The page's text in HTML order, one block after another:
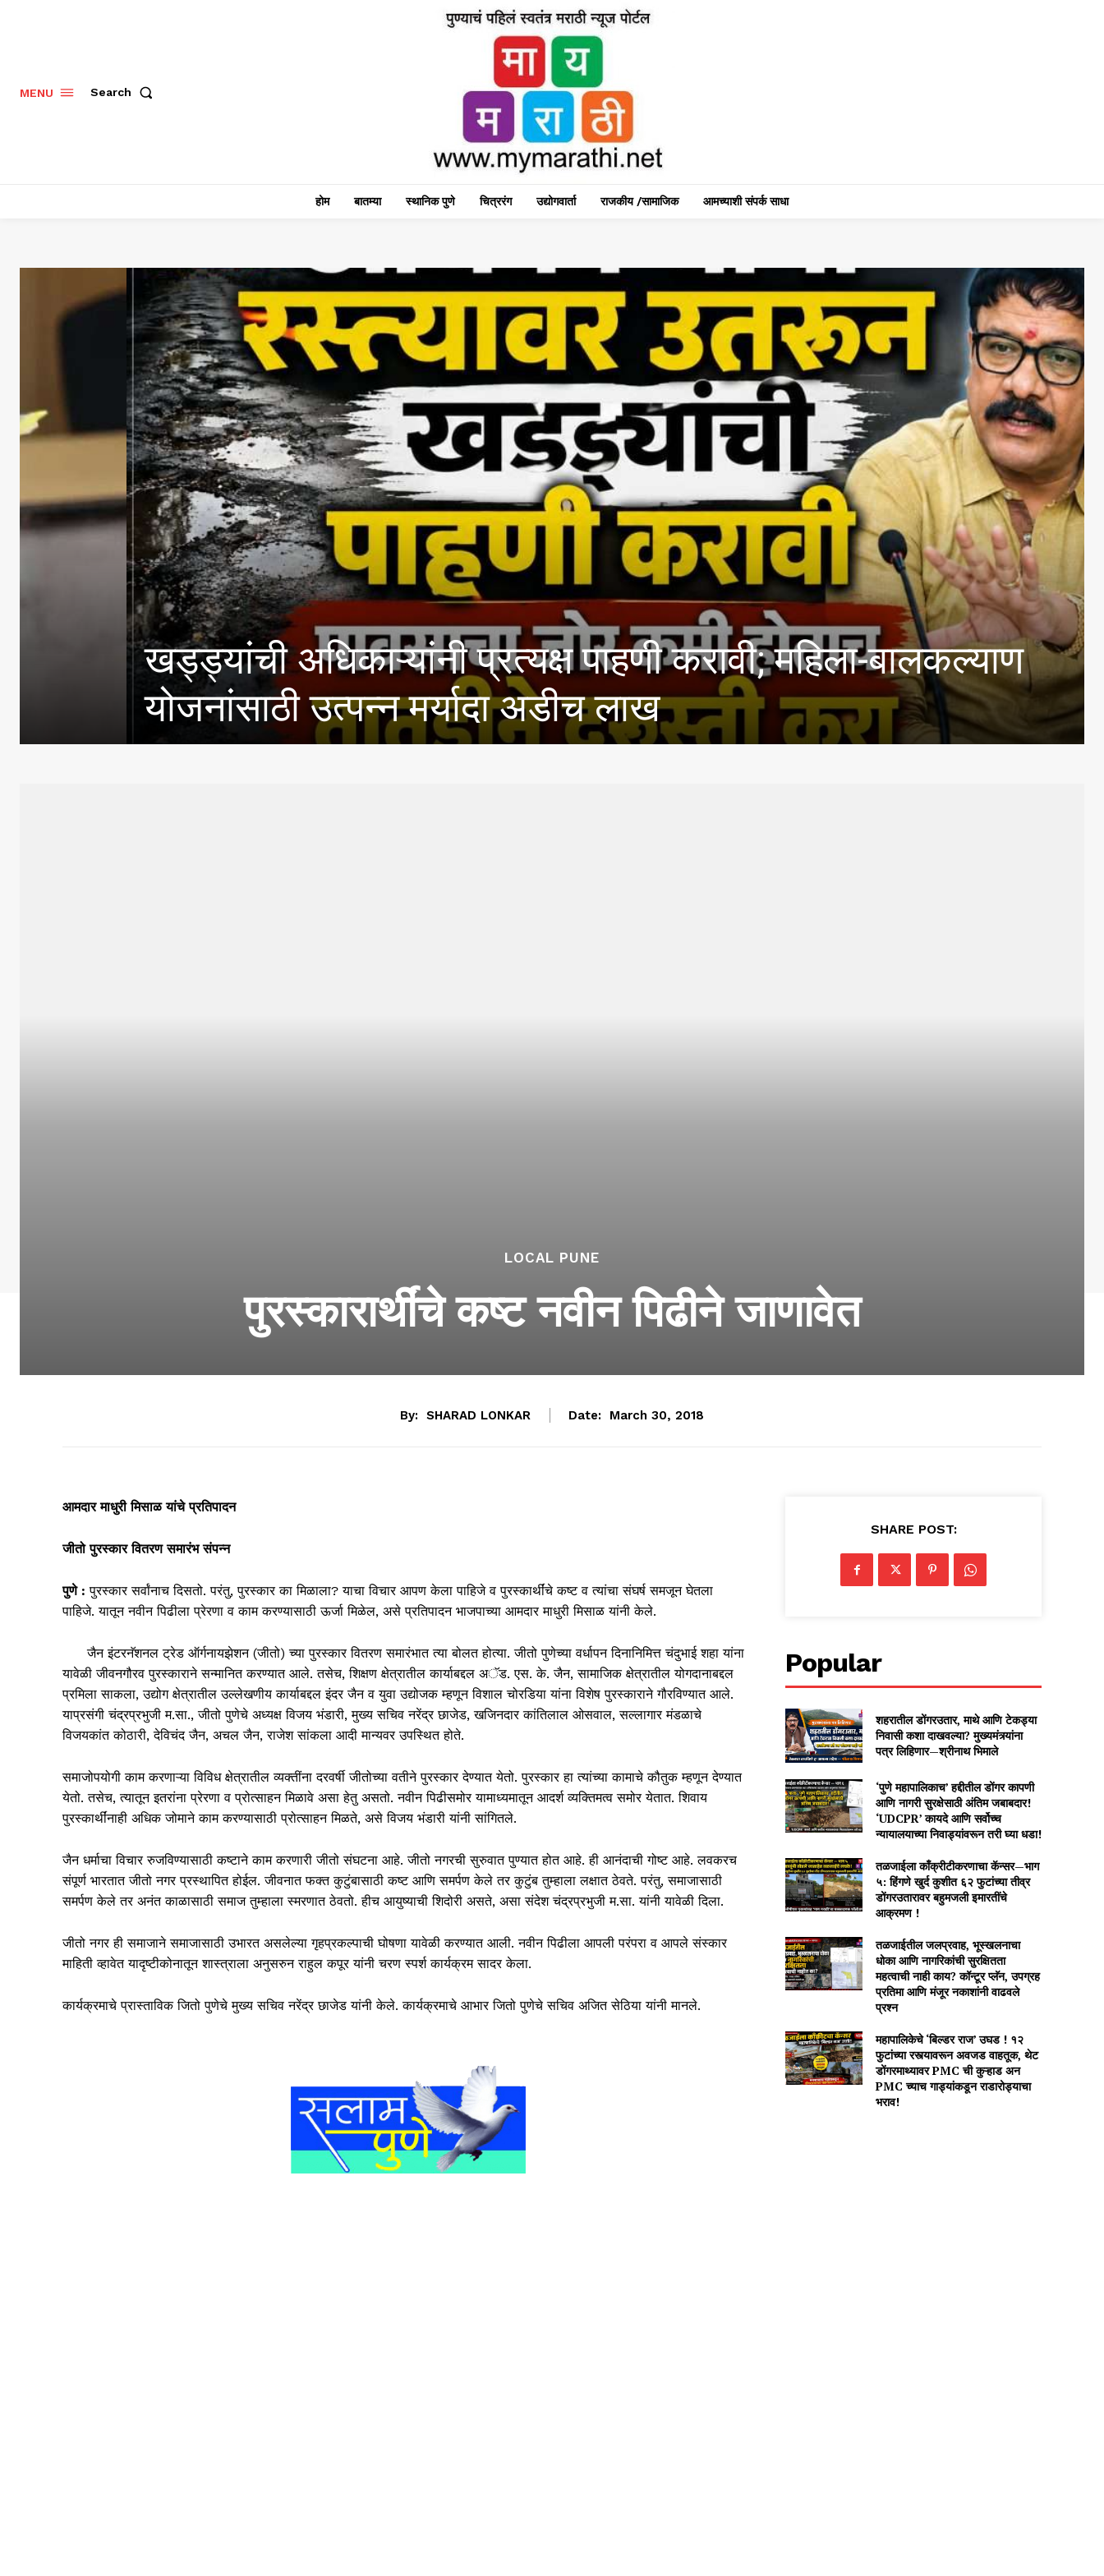
MENU Search
होम बातम्या स्थानिक पुणे चित्ररंग उद्योगवार्ता राजकीय /सामाजिक आमच्याशी संपर्क साधा
खड्ड्यांची अधिकाऱ्यांनी प्रत्यक्ष पाहणी करावी; महिला-बालकल्याण
योजनांसाठी उत्पन्न मर्यादा अडीच लाख
LOCAL PUNE
पुरस्कारार्थींचे कष्ट नवीन पिढीने जाणावेत
By: SHARAD LONKAR Date: March 30, 2018
आमदार माधुरी मिसाळ यांचे प्रतिपादन
जीतो पुरस्कार वितरण समारंभसंपन्न
पुणे: पुरस्कार सर्वांनाच दिसतो. परंतु, पुरस्कार का मिळाला? याचा विचार आपण केला पाहिजे व पुरस्कार्थींचे कष्ट व त्यांचा संघर्ष समजून घेतला
पाहिजे. यातून नवीन पिढीला प्रेरणा व काम करण्यासाठी ऊर्जा मिळेल, असे प्रतिपादन भाजपाच्या आमदार माधुरी मिसाळ यांनी केले.
जैन इंटरनॅशनल ट्रेड ऑर्गनायझेशन (जीतो) च्या पुरस्कार वितरण समारंभात त्या बोलत होत्या. जीतो पुणेच्या वर्धापन दिनानिमित्त चंदुभाई शहा यांना
यावेळी जीवनगौरव पुरस्काराने सन्मानित करण्यात आले. तसेच, शिक्षण क्षेत्रातील कार्याबद्दल अॅड. एस. के. जैन, सामाजिक क्षेत्रातील योगदानाबद्दल
प्रमिला साकला, उद्योग क्षेत्रातील उल्लेखणीय कार्याबद्दल इंदर जैन व युवा उद्योजक म्हणून विशाल चोरडिया यांना विशेष पुरस्काराने गौरविण्यात आले.
याप्रसंगी चंद्रप्रभुजी म.सा., जीतो पुणेचे अध्यक्ष विजय भंडारी, मुख्य सचिव नरेंद्र छाजेड, खजिनदार कांतिलाल ओसवाल, सल्लागार मंडळाचे
विजयकांत कोठारी, देविचंद जैन, अचल जैन, राजेश सांकला आदी मान्यवर उपस्थित होते.
समाजोपयोगी काम करणाऱ्या विविध क्षेत्रातील व्यक्तींना दरवर्षी जीतोच्या वतीने पुरस्कार देण्यात येतो. पुरस्कार हा त्यांच्या कामाचे कौतुक म्हणून देण्यात
येतो. तसेच, त्यातून इतरांना प्रेरणा व प्रोत्साहन मिळावे असा हेतु असतो. नवीन पिढीसमोर यामाध्यमातून आदर्श व्यक्तिमत्व समोर येतात. शिवाय
पुरस्कार्थींनाही अधिक जोमाने काम करण्यासाठी प्रोत्साहन मिळते, असे विजय भंडारी यांनी सांगितले.
जैन धर्माचा विचार रुजविण्यासाठी कष्टाने काम करणारी जीतो संघटना आहे. जीतो नगरची सुरुवात पुण्यात होत आहे. ही आनंदाची गोष्ट आहे. लवकरच
संपूर्ण भारतात जीतो नगर प्रस्थापित होईल. जीवनात फक्त कुटुंबासाठी कष्ट आणि समर्पण केले तर कुटुंब तुम्हाला लक्षात ठेवते. परंतु, समाजासाठी
समर्पण केले तर अनंत काळासाठी समाज तुम्हाला स्मरणात ठेवतो. हीच आयुष्याची शिदोरी असते, असा संदेश चंद्रप्रभुजी म.सा. यांनी यावेळी दिला.
जीतो नगर ही समाजाने समाजासाठी उभारत असलेल्या गृहप्रकल्पाची घोषणा यावेळी करण्यात आली. नवीन पिढीला आपली परंपरा व आपले संस्कार
माहिती व्हावेत यादृष्टीकोनातून शास्त्राला अनुसरुन राहुल कपूर यांनी चरण स्पर्श कार्यक्रम सादर केला.
कार्यक्रमाचे प्रास्ताविक जितो पुणेचे मुख्य सचिव नरेंद्र छाजेड यांनी केले. कार्यक्रमाचे आभार जितो पुणेचे सचिव अजित सेठिया यांनी मानले.
SHARE POST:
Popular
शहरातील डोंगरउतार, माथे आणि टेकड्या
निवासी कशा दाखवल्या? मुख्यमंत्र्यांना
पत्र लिहिणार—श्रीनाथ भिमाले
‘पुणे महापालिकाच’ हद्दीतील डोंगर कापणी
आणि नागरी सुरक्षेसाठी अंतिम जबाबदार!
‘UDCPR’ कायदे आणि सर्वोच्च
न्यायालयाच्या निवाड्यांवरून तरी घ्या धडा!
तळजाईला काँक्रीटीकरणाचा कॅन्सर—भाग
५: हिंगणे खुर्द कुशीत ६२ फुटांच्या तीव्र
डोंगरउतारावर बहुमजली इमारतींचे
आक्रमण !
तळजाईतील जलप्रवाह, भूस्खलनाचा
धोका आणि नागरिकांची सुरक्षितता
महत्वाची नाही काय? कॉन्टूर प्लॅन, उपग्रह
प्रतिमा आणि मंजूर नकाशांनी वाढवले
प्रश्न
महापालिकेचे ‘बिल्डर राज’ उघड ! १२
फुटांच्या रस्त्यावरून अवजड वाहतूक, थेट
डोंगरमाथ्यावर PMC ची कुऱ्हाड अन
PMC च्याच गाड्यांकडून राडारोड्याचा
भराव!